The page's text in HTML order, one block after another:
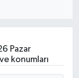
Pazar
konumları